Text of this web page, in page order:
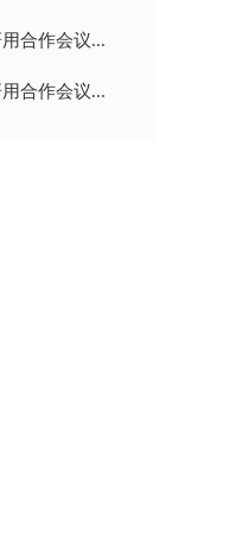
合作会议...
合作会议...